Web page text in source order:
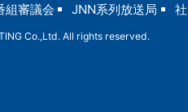
組審議会
JNN系列放送局
Co.,Ltd. All rights reserved.